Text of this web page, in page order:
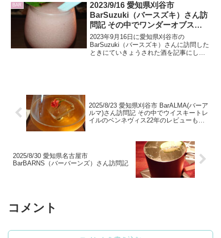
BAR
2023/9/16 愛知県刈谷市
BarSuzuki（バースズキ）さん訪
問記 その中でワンダーオブスピ
リッツのオーヘントッシャンと厚
岸のはくろのレビューあり
2023年9月16日に愛知県刈谷市の
BarSuzuki（バースズキ）さんに訪問した
ときにていきょうされた酒を記事にして
2025/8/23 愛知県刈谷市 BarALMA(バーア
ルマ)さん訪問記 その中でウイスキートレ
イルのベンネヴィス22年のレビューもあ
2025/8/30 愛知県名古屋市
BarBARNS（バーバーンズ）さん訪問記
コメント